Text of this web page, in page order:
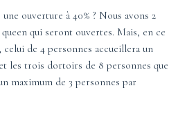
ouverture à 40% ? Nous avons 2
qui seront ouvertes. Mais, en ce
de 4 personnes accueillera un
les trois dortoirs de 8 personnes que
maximum de 3 personnes par